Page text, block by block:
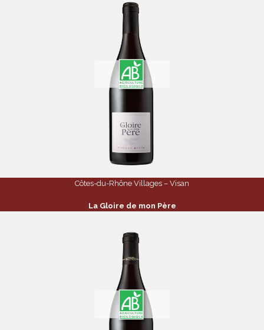
Côtes-du-Rhône Villages – Visan
La Gloire de mon Père